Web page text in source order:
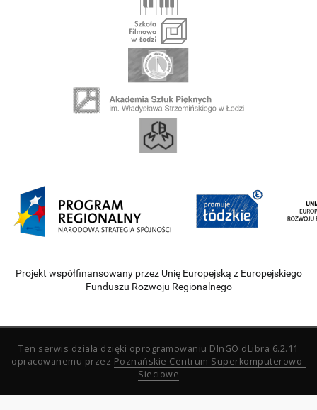
Projekt współfinansowany przez Unię Europejską z Europejskiego
Funduszu Rozwoju Regionalnego
Ten serwis działa dzięki oprogramowaniu DInGO dLibra 6.2.11
opracowanemu przez Poznańskie Centrum Superkomputerowo-
Sieciowe